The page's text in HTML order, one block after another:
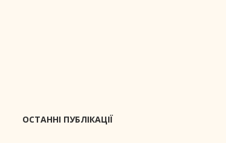
ОСТАННІ ПУБЛІКАЦІЇ